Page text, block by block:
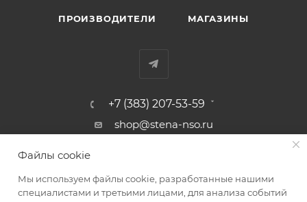
ПРОИЗВОДИТЕЛИ МАГАЗИНЫ
+7 (383) 207-53-59
shop@stena-nso.ru
г.Новосибирск ул.Восход, 26/1
ПОЛИТИКА КОНФИДЕНЦИАЛЬНОСТИ
Файлы cookie
Мы используем файлы cookie, разработанные нашими
специалистами и третьими лицами, для анализа событий